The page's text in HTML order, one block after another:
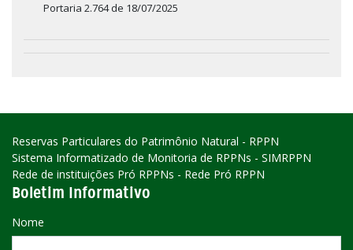
Portaria 2.764 de 18/07/2025
Reservas Particulares do Patrimônio Natural - RPPN
Sistema Informatizado de Monitoria de RPPNs - SIMRPPN
Rede de instituições Pró RPPNs - Rede Pró RPPN
Boletim Informativo
Nome